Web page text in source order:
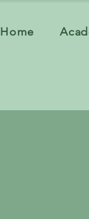
Home